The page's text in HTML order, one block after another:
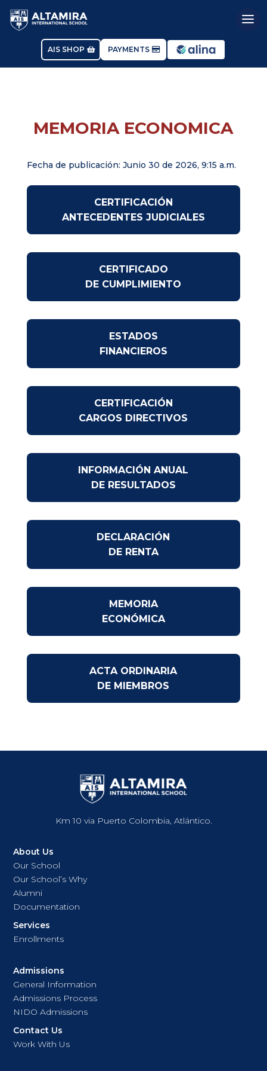
AIS SHOP PAYMENTS
MEMORIA ECONOMICA
Fecha de publicación: Junio 30 de 2026, 9:15 a.m.
CERTIFICACIÓN
ANTECEDENTES JUDICIALES
CERTIFICADO
DE CUMPLIMIENTO
ESTADOS
FINANCIEROS
CERTIFICACIÓN
CARGOS DIRECTIVOS
INFORMACIÓN ANUAL
DE RESULTADOS
DECLARACIÓN
DE RENTA
MEMORIA
ECONÓMICA
ACTA ORDINARIA
DE MIEMBROS
Km 10 via Puerto Colombia, Atlántico.
About Us
Our School
Our School’s Why
Alumni
Documentation
Services
Enrollments
Admissions
General Information
Admissions Process
NIDO Admissions
Contact Us
Work With Us